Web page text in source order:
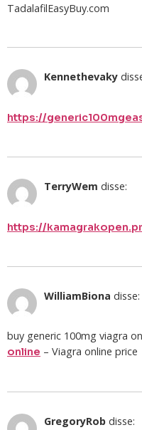
TadalafilEasyBuy.com
Kennethevaky
https://
TerryWem disse:
https://
WilliamBiona disse:
buy generic 100mg viagra
online – Viagra online price
GregoryRob disse: